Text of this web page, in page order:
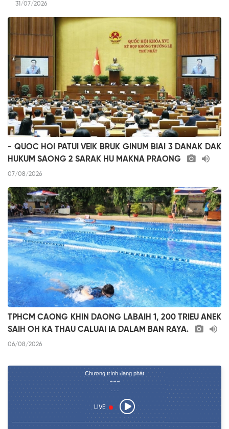
31/07/2026
- QUOC HOI PATUI VEIK BRUK GINUM BIAI 3 DANAK DAK
HUKUM SAONG 2 SARAK HU MAKNA PRAONG
07/08/2026
TPHCM CAONG KHIN DAONG LABAIH 1, 200 TRIEU ANEK
SAIH OH KA THAU CALUAI IA DALAM BAN RAYA.
06/08/2026
Chương trình đang phát
---
- - -
LIVE